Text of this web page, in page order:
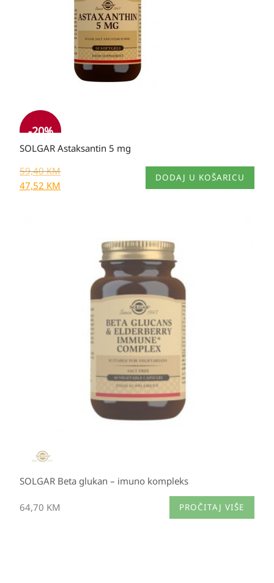
-20%
SOLGAR Astaksantin 5 mg
59,40KM
47,52 KM
DODAJ U KOŠARICU
SOLGAR Beta glukan – imuno kompleks
64,70 KM PROČITAJ VIŠE